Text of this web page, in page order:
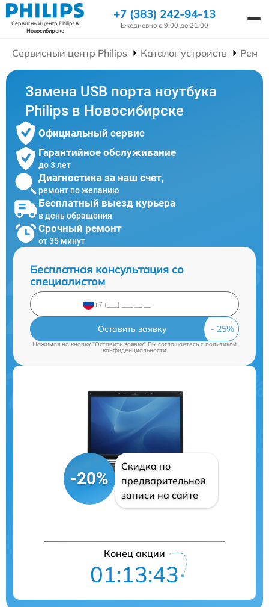
Сервисный центр Philipsв
Новосибирске
+7 (383) 242-94-13
Ежедневно с 9:00 до 21:00
Сервисный центр Philips Каталог устройств
Замена USB порта ноутбука
Philips в Новосибирске
Официальный сервис
Гарантийное обслуживание
до 3 лет
Диагностика за наш счет,
ремонт по желанию
Бесплатный выезд курьера
в день обращения
Срочный ремонт
от 35 минут
Бесплатная консультация со
специалистом
Оставить заявку
Нажимая на кнопку "Оставить заявку" Вы соглашаетесь c политикой
конфиденциальности
-20%
Скидка по
предварительной
записи на сайте
Конец акции
01:13:42